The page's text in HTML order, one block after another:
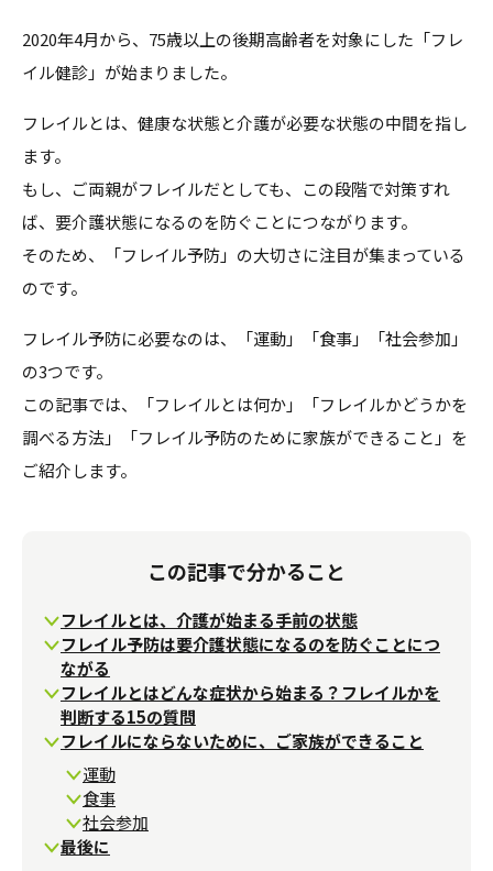
介護保険サービス利用の流れ
2020年4月から、75歳以上の後期高齢者を対象にした「フレ
イル健診」が始まりました。
フレイルとは、健康な状態と介護が必要な状態の中間を指し
ます。
もし、ご両親がフレイルだとしても、この段階で対策すれ
ば、要介護状態になるのを防ぐことにつながります。
そのため、「フレイル予防」の大切さに注目が集まっている
のです。
フレイル予防に必要なのは、「運動」「食事」「社会参加」
の3つです。
この記事では、「フレイルとは何か」「フレイルかどうかを
調べる方法」「フレイル予防のために家族ができること」を
ご紹介します。
この記事で分かること
フレイルとは、介護が始まる手前の状態
フレイル予防は要介護状態になるのを防ぐことにつ
ながる
フレイルとはどんな症状から始まる？フレイルかを
判断する15の質問
フレイルにならないために、ご家族ができること
運動
食事
社会参加
最後に